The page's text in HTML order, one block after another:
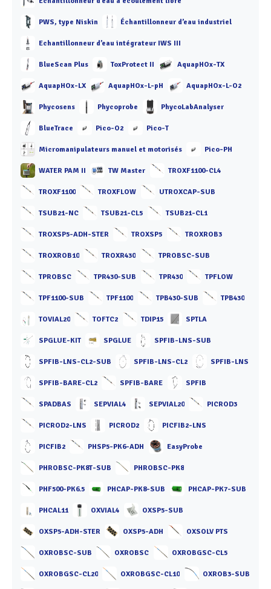
PWS, type Niskin Échantillonneur d’eau industriel
Echantillonneur d’eau intégrateur IWS III
BlueScan Plus ToxProtect II AquapHOx-TX
AquapHOx-LX AquapHOx-L-pH AquapHOx-L-O2
Phycosens Phycoprobe PhycoLabAnalyser
BlueTrace Pico-O2 Pico-T
Micromanipulateurs manuel et motorisés Pico-PH
WATER PAM II TW Master TROXF1100-CL4
TROXF1100 TROXFLOW UTROXCAP-SUB
TSUB21-NC TSUB21-CL5 TSUB21-CL1
TROXSP5-ADH-STER TROXSP5 TROXROB3
TROXROB10 TROXR430 TPROBSC-SUB
TPROBSC TPR430-SUB TPR430 TPFLOW
TPF1100-SUB TPF1100 TPB430-SUB TPB430
TOVIAL20 TOFTC2 TDIP15 SPTLA
SPGLUE-KIT SPGLUE SPFIB-LNS-SUB
SPFIB-LNS-CL2-SUB SPFIB-LNS-CL2 SPFIB-LNS
SPFIB-BARE-CL2 SPFIB-BARE SPFIB
SPADBAS SEPVIAL4 SEPVIAL20 PICROD3
PICROD2-LNS PICROD2 PICFIB2-LNS
PICFIB2 PHSP5-PK6-ADH EasyProbe
PHROBSC-PK8T-SUB PHROBSC-PK8
PHF500-PK6.5 PHCAP-PK8-SUB PHCAP-PK7-SUB
PHCAL11 OXVIAL4 OXSP5-SUB
OXSP5-ADH-STER OXSP5-ADH OXSOLV PTS
OXROBSC-SUB OXROBSC OXROBGSC-CL5
OXROBGSC-CL20 OXROBGSC-CL10 OXROB3-SUB